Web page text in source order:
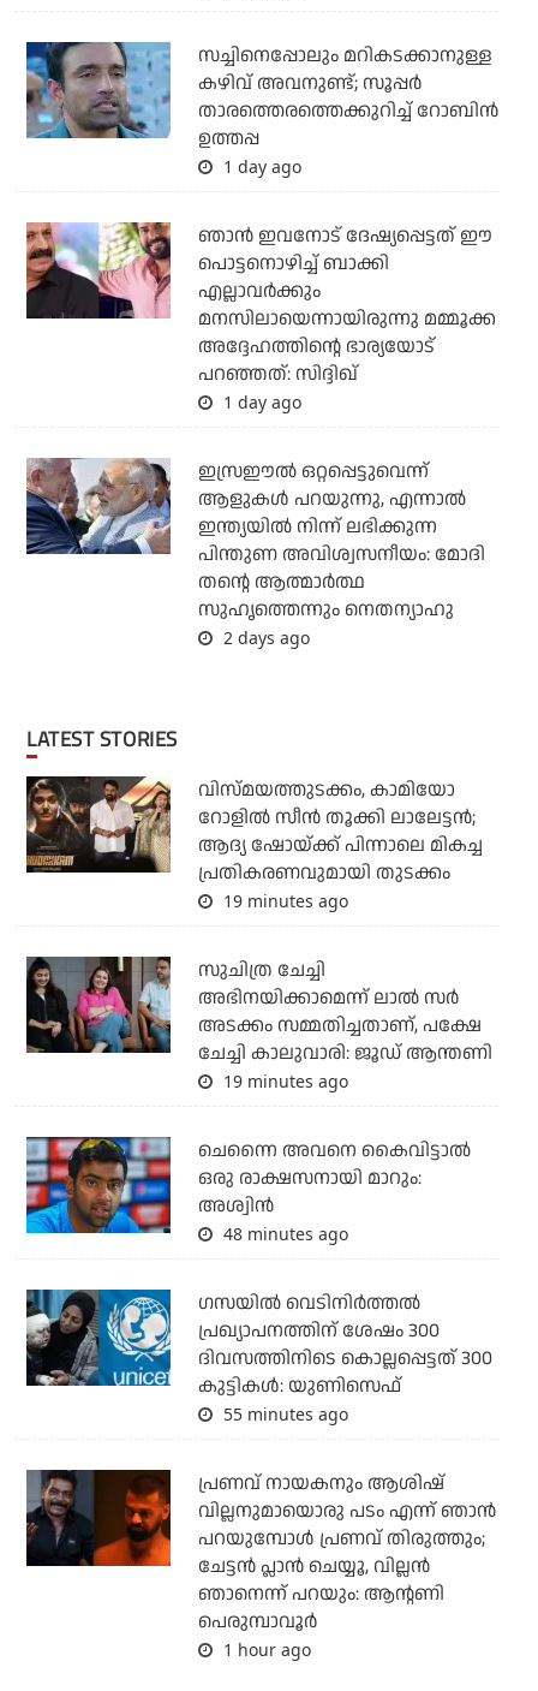
സച്ചിനെപ്പോലും മറികടക്കാനുള്ള
കഴിവ് അവനുണ്ട്; സൂപ്പര്‍
താരത്തെരത്തെക്കുറിച്ച് റോബിന്‍
ഉത്തപ്പ
1 day ago
ഞാന്‍ ഇവനോട് ദേഷ്യപ്പെട്ടത് ഈ
പൊട്ടനൊഴിച്ച് ബാക്കി
എല്ലാവര്‍ക്കും
മനസിലായെന്നായിരുന്നു മമ്മൂക്ക
അദ്ദേഹത്തിന്റെ ഭാര്യയോട്
പറഞ്ഞത്: സിദ്ദിഖ്
1 day ago
ഇസ്രഈല്‍ ഒറ്റപ്പെട്ടുവെന്ന്
ആളുകള്‍ പറയുന്നു, എന്നാല്‍
ഇന്ത്യയില്‍ നിന്ന് ലഭിക്കുന്ന
പിന്തുണ അവിശ്വസനീയം: മോദി
തന്റെ ആത്മാര്‍ത്ഥ
സുഹൃത്തെന്നും നെതന്യാഹു
2 days ago
LATEST STORIES
വിസ്മയത്തുടക്കം, കാമിയോ
റോളില്‍ സീന്‍ തൂക്കി ലാലേട്ടന്‍;
ആദ്യ ഷോയ്ക്ക് പിന്നാലെ മികച്ച
പ്രതികരണവുമായി തുടക്കം
19 minutes ago
സുചിത്ര ചേച്ചി
അഭിനയിക്കാമെന്ന് ലാല്‍ സര്‍
അടക്കം സമ്മതിച്ചതാണ്, പക്ഷേ
ചേച്ചി കാലുവാരി: ജൂഡ് ആന്തണി
19 minutes ago
ചെന്നൈ അവനെ കൈവിട്ടാല്‍
ഒരു രാക്ഷസനായി മാറും:
അശ്വിന്‍
48 minutes ago
ഗസയില്‍ വെടിനിര്‍ത്തല്‍
പ്രഖ്യാപനത്തിന് ശേഷം 300
ദിവസത്തിനിടെ കൊല്ലപ്പെട്ടത് 300
കുട്ടികള്‍: യുണിസെഫ്
55 minutes ago
പ്രണവ് നായകനും ആശിഷ്
വില്ലനുമായൊരു പടം എന്ന് ഞാന്‍
പറയുമ്പോള്‍ പ്രണവ് തിരുത്തും;
ചേട്ടന്‍ പ്ലാന്‍ ചെയ്യൂ, വില്ലന്‍
ഞാനെന്ന് പറയും: ആന്റണി
പെരുമ്പാവൂര്‍
1 hour ago